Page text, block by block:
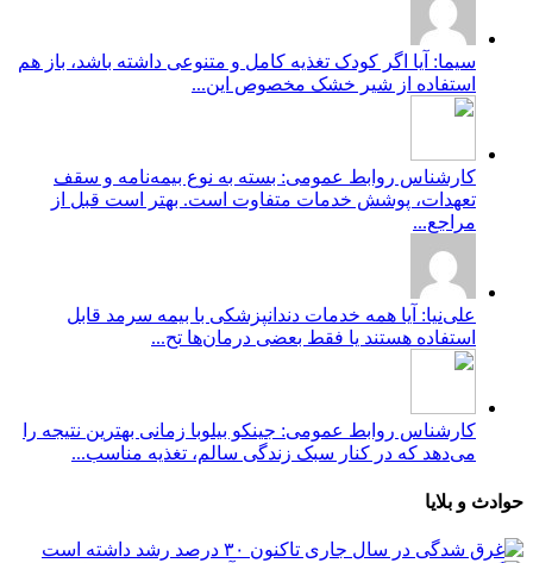
سیما: آیا اگر کودک تغذیه کامل و متنوعی داشته باشد، باز هم
استفاده از شیر خشک مخصوص این...
کارشناس روابط عمومی: بسته به نوع بیمه‌نامه و سقف
تعهدات، پوشش خدمات متفاوت است. بهتر است قبل از
مراجع...
علی‌نیا: آیا همه خدمات دندانپزشکی با بیمه سرمد قابل
استفاده هستند یا فقط بعضی درمان‌ها تح...
کارشناس روابط عمومی: جینکو بیلوبا زمانی بهترین نتیجه را
می‌دهد که در کنار سبک زندگی سالم، تغذیه مناسب...
حوادث و بلایا